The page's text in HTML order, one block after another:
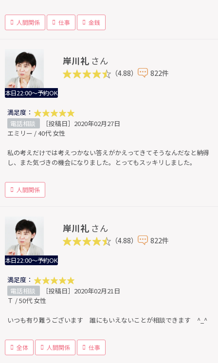
人間関係 仕事 金銭
本日22:00～予約OK
岸川礼 さん
（4.88） 822件
満足度：
電話相談
［投稿日］2020年02月27日
エミリー / 40代 女性
私の考えだけでは考えつかない答えがかえってきてそうなんだなと納得
し、また気づきの機会になりました。とってもスッキリしました。
人間関係
本日22:00～予約OK
岸川礼 さん
（4.88） 822件
満足度：
電話相談
［投稿日］2020年02月21日
Ｔ / 50代 女性
いつも有り難うございます 誰にもいえないことが相談できます ^_^
全体 人間関係 仕事